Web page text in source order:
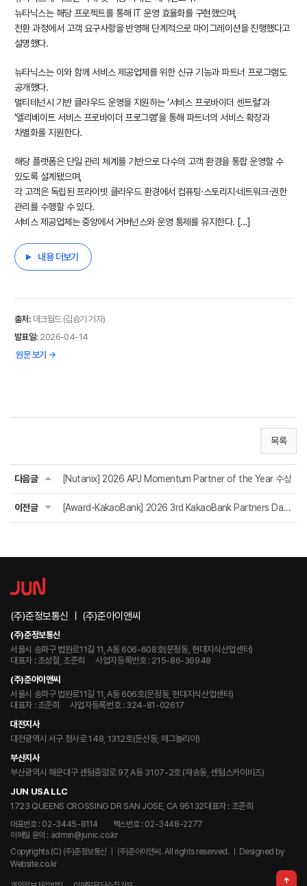
뉴타닉스는 해당 프로젝트를 통해 IT 운영 효율화를 구현했으며,
전환 과정에서 고객 요구사항을 반영해 단계적으로 마이그레이션을 진행했다고
설명했다.
뉴타닉스는 이와 함께 서비스 제공업체를 위한 신규 기능과 파트너 프로그램도
공개했다.
멀티테넌시 기반 클라우드 운영을 지원하는 ‘서비스 프로바이더 센트럴’과
‘엘리베이트 서비스 프로바이더 프로그램’을 통해 파트너의 서비스 확장과
차별화를 지원한다.
해당 플랫폼은 단일 관리 체계를 기반으로 다수의 고객 환경을 통합 운영할 수
있도록 설계됐으며,
각 고객은 독립된 프라이빗 클라우드 환경에서 컴퓨팅·스토리지·네트워크·권한
관리를 수행할 수 있다.
서비스 제공업체는 중앙에서 거버넌스와 운영 통제를 유지한다. [...]
내용 더보기
출처: 데크월드 (김승기 기자)
발표일: 2026-04-14
원문 보기 →
목록
다음글 [Nutanix] 2026 APJ Momentum Partner of the Year 수상
이전글 [Award-KakaoBank] 2026 3rd KakaoBank Partners Day 수상
(주)준정보통신 ㅣ (주)준아이앤씨
(주)준정보통신
서울시 송파구 법원로11길 11, A동 606-608호(문정동, 현대지식산업센터)
대표자 : 조성철, 조준희
사업자등록번호 : 215-86-36948
(주)준아이앤씨
서울시 송파구 법원로11길 11, A동 606호(문정동, 현대지식산업센터)
대표자 : 조준희
사업자등록번호 : 324-81-02617
대전지사
대전광역시 서구 청사로 148, 1312호(둔산동, 매그놀리아)
부산지사
부산광역시 해운대구 센텀중앙로 97, A동 3107-2호 (재송동, 센텀스카이비즈)
JUN USA LLC
1723 QUEENS CROSSING DR SAN JOSE, CA 95132대표자 : 조준희
대표번호 : 02-3445-8114
팩스번호 : 02-3448-2277
이메일 문의 : admin@junic.co.kr
Copyrights (C) (주)준정보통신 ㅣ (주)준아이앤씨. All rights reserved.
ㅣ Designed by
Website.co.kr